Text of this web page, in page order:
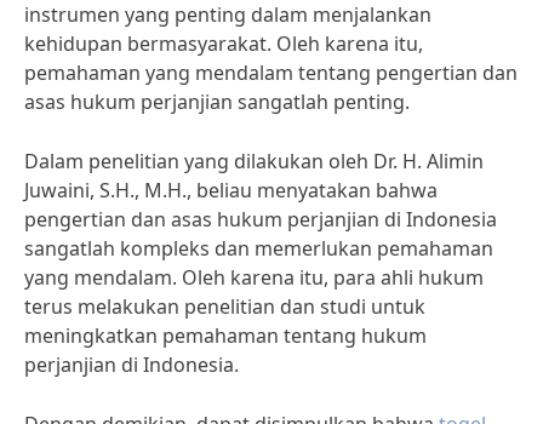
instrumen yang penting dalam menjalankan
kehidupan bermasyarakat. Oleh karena itu,
pemahaman yang mendalam tentang pengertian dan
asas hukum perjanjian sangatlah penting.
Dalam penelitian yang dilakukan oleh Dr. H. Alimin
Juwaini, S.H., M.H., beliau menyatakan bahwa
pengertian dan asas hukum perjanjian di Indonesia
sangatlah kompleks dan memerlukan pemahaman
yang mendalam. Oleh karena itu, para ahli hukum
terus melakukan penelitian dan studi untuk
meningkatkan pemahaman tentang hukum
perjanjian di Indonesia.